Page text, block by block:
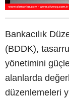
Bankacılık
(BDDK),
yönetimini
alanlarda
düzenlemeleri